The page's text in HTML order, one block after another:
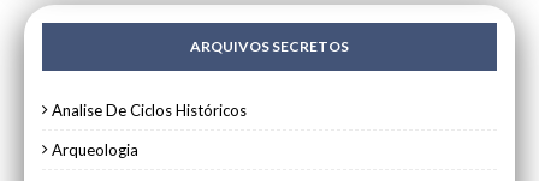
ARQUIVOS SECRETOS
Analise De Ciclos Históricos
Arqueologia